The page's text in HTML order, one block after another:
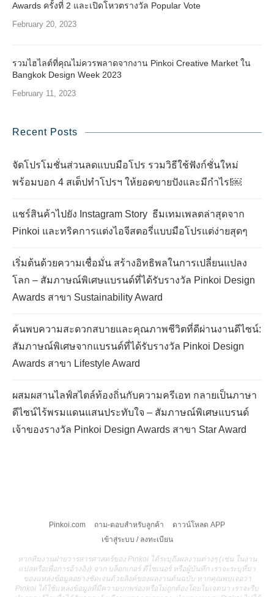
Awards ครั้งที่ 2 และเปิดโหวตรางวัล Popular Vote
February 20, 2023
รวมไฮไลต์ที่คุณไม่ควรพลาดจากงาน Pinkoi Creative Market ใน
Bangkok Design Week 2023
February 11, 2023
Recent Posts
จัดโปรโมชั่นส่วนลดแบบมือโปร รวมวิธีใช้ฟังก์ชั่นใหม่
พร้อมบอก 4 สเต็ปทำโปรฯ ให้ยอดขายปังและมีกำไร!￼
แชร์สินค้าไปยัง Instagram Story ธีมเทมเพลตล่าสุดจาก
Pinkoi และทริคการแต่งไอจีสตอรี่แบบมือโปรแต่ง่ายสุดๆ
เริ่มต้นด้วยความเชื่อมั่น สร้างอิทธิพลในการเปลี่ยนแปลง
โลก – สัมภาษณ์พิเศษแบรนด์ที่ได้รับรางวัล Pinkoi Design
Awards สาขา Sustainability Award
ค้นพบความสะดวกสบายและคุณภาพชีวิตที่ดีผ่านงานดีไซน์:
สัมภาษณ์พิเศษจากแบรนด์ที่ได้รับรางวัล Pinkoi Design
Awards สาขา Lifestyle Award
ผสมผสานไลฟ์สไตล์ท้องถิ่นกับความครีเอท กลายเป็นภาษา
ดีไซน์ไร้พรมแดนแสนประทับใจ – สัมภาษณ์พิเศษแบรนด์
เจ้าของรางวัล Pinkoi Design Awards สาขา Star Award
Pinkoi.com ถาม-ตอบสำหรับลูกค้า
ดาวน์โหลด APP
เข้าสู่ระบบ / ลงทะเบียน
หากทีมงานฝ่ายวารสารศาสตร์ของ Pinkoi ได้ระบุถึงผลงานต่างๆ (เช่น ในงาน
แปลหรือเพื่อการอ้างอิง) จาก บล็อกเกอร์ ดีไซเนอร์ หรือผู้บันทึก เราจะระบุที่มา
ของแหล่งข้อมูลอย่างชัดเจนด้วยลิงค์ของผลงานต้นฉบับ หากคุณพบเจอว่า
Pinkoi ได้ใช้แหล่งข้อมูลที่มีความบกพร่องหรือไม่ถูกต้องโดยไม่เจตนา เราจะรีบ